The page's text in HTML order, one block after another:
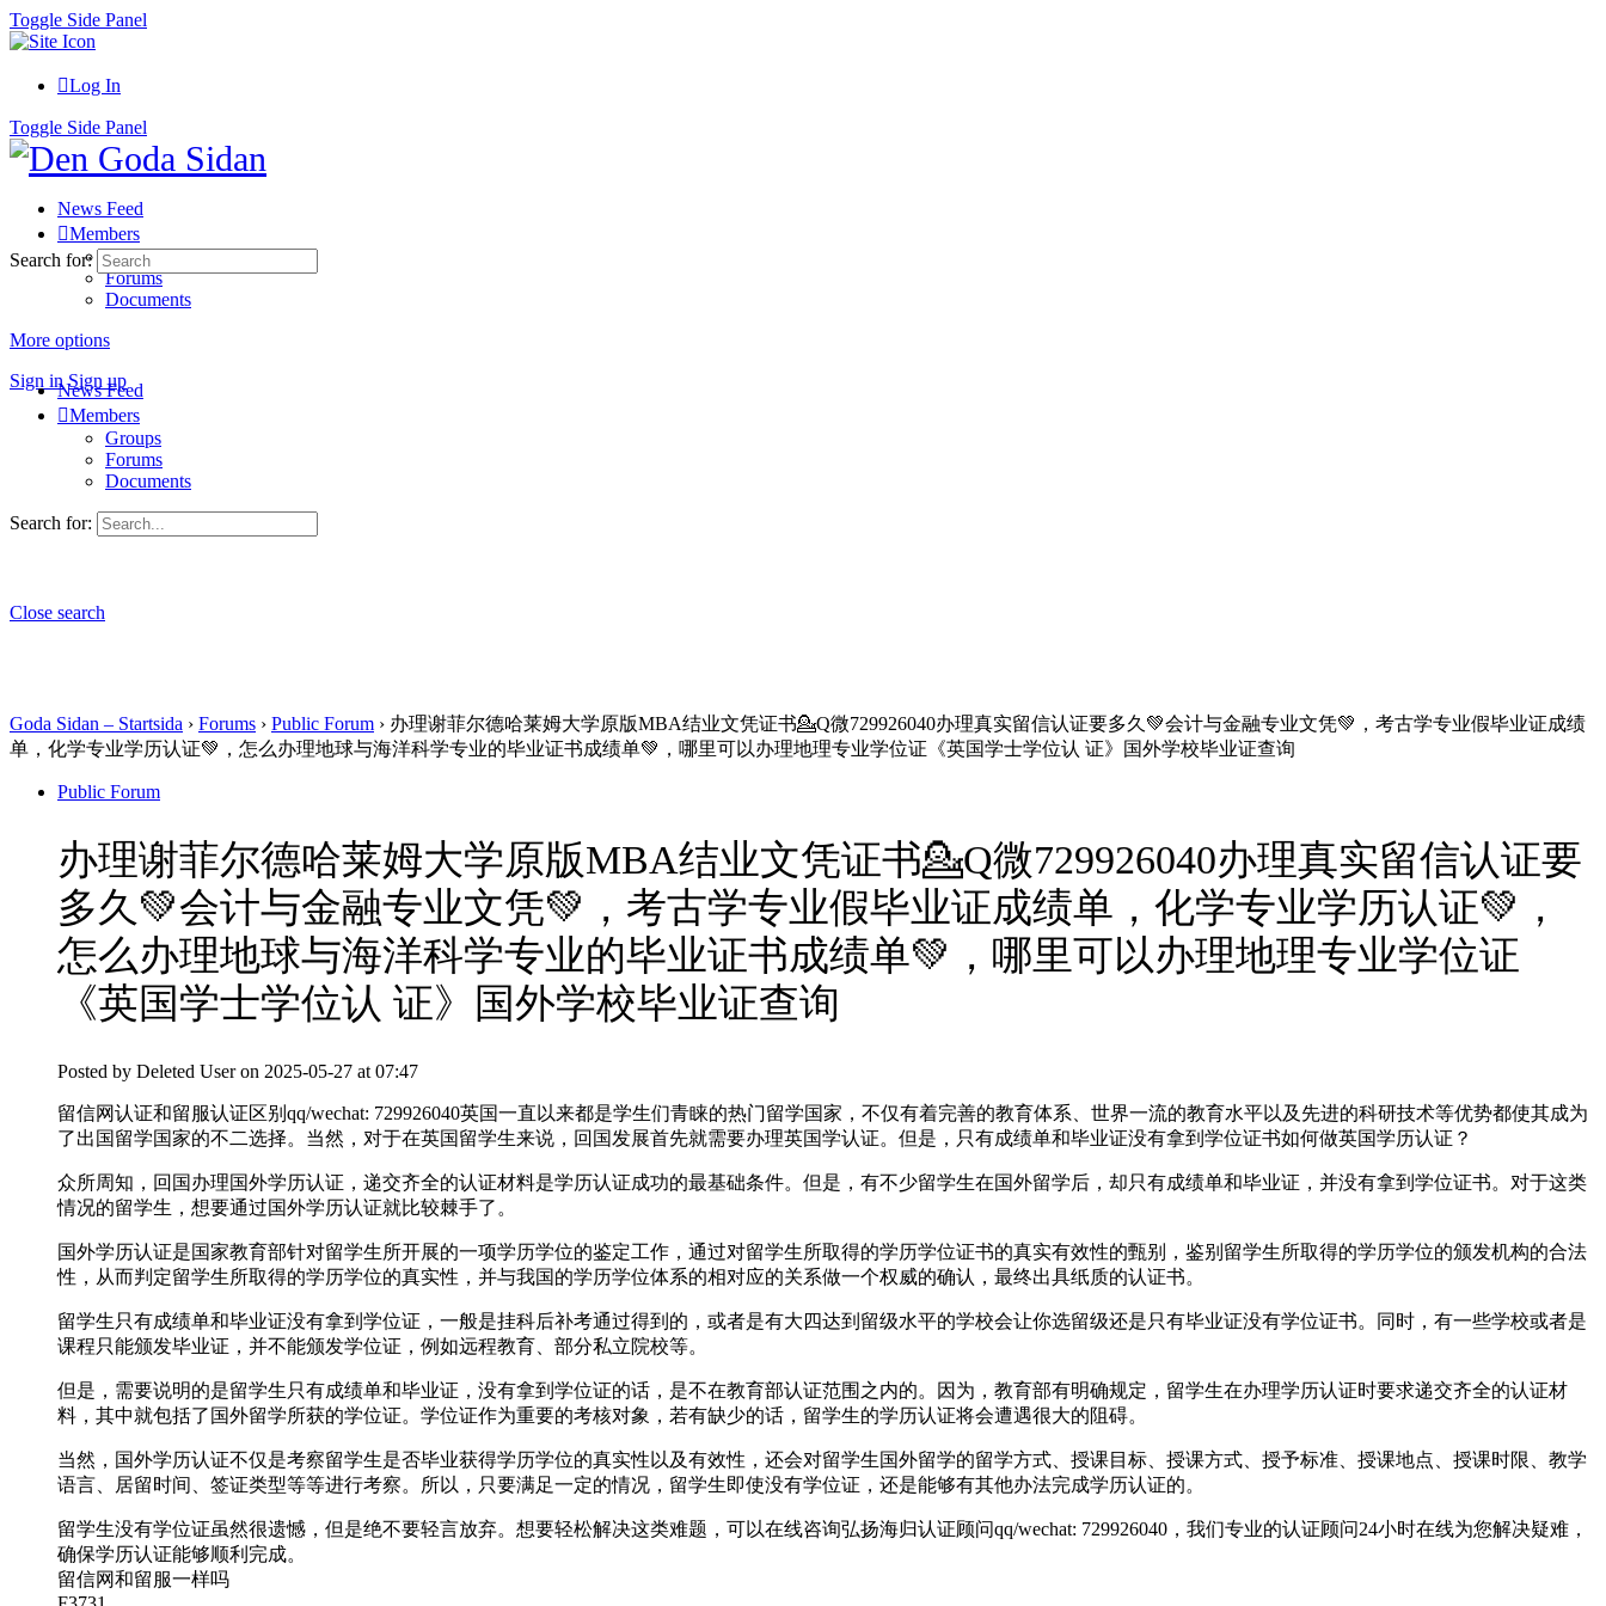
Toggle Side Panel
Log In
Toggle Side Panel
News Feed
Members
Groups
Forums
Documents
More options
Sign in Sign up
Search for:
News Feed
Members
Groups
Forums
Documents
Search for:
Close search
Goda Sidan – Startsida › Forums › Public Forum › 办理谢菲尔德哈莱姆大学原版MBA结业文凭证书💁Q微729926040办理真实留信认证要多久💚会计与金融专业文凭💚，考古学专业假毕业证成绩
单，化学专业学历认证💚，怎么办理地球与海洋科学专业的毕业证书成绩单💚，哪里可以办理地理专业学位证《英国学士学位认 证》国外学校毕业证查询
Public Forum
办理谢菲尔德哈莱姆大学原版MBA结业文凭证书💁Q微729926040办理真实留信认证要
多久💚会计与金融专业文凭💚，考古学专业假毕业证成绩单，化学专业学历认证💚，
怎么办理地球与海洋科学专业的毕业证书成绩单💚，哪里可以办理地理专业学位证
《英国学士学位认 证》国外学校毕业证查询
Posted by Deleted User on 2025-05-27 at 07:47
留信网认证和留服认证区别qq/wechat: 729926040英国一直以来都是学生们青睐的热门留学国家，不仅有着完善的教育体系、世界一流的教育水平以及先进的科研技术等优势都使其成为
了出国留学国家的不二选择。当然，对于在英国留学生来说，回国发展首先就需要办理英国学认证。但是，只有成绩单和毕业证没有拿到学位证书如何做英国学历认证？
众所周知，回国办理国外学历认证，递交齐全的认证材料是学历认证成功的最基础条件。但是，有不少留学生在国外留学后，却只有成绩单和毕业证，并没有拿到学位证书。对于这类
情况的留学生，想要通过国外学历认证就比较棘手了。
国外学历认证是国家教育部针对留学生所开展的一项学历学位的鉴定工作，通过对留学生所取得的学历学位证书的真实有效性的甄别，鉴别留学生所取得的学历学位的颁发机构的合法
性，从而判定留学生所取得的学历学位的真实性，并与我国的学历学位体系的相对应的关系做一个权威的确认，最终出具纸质的认证书。
留学生只有成绩单和毕业证没有拿到学位证，一般是挂科后补考通过得到的，或者是有大四达到留级水平的学校会让你选留级还是只有毕业证没有学位证书。同时，有一些学校或者是
课程只能颁发毕业证，并不能颁发学位证，例如远程教育、部分私立院校等。
但是，需要说明的是留学生只有成绩单和毕业证，没有拿到学位证的话，是不在教育部认证范围之内的。因为，教育部有明确规定，留学生在办理学历认证时要求递交齐全的认证材
料，其中就包括了国外留学所获的学位证。学位证作为重要的考核对象，若有缺少的话，留学生的学历认证将会遭遇很大的阻碍。
当然，国外学历认证不仅是考察留学生是否毕业获得学历学位的真实性以及有效性，还会对留学生国外留学的留学方式、授课目标、授课方式、授予标准、授课地点、授课时限、教学
语言、居留时间、签证类型等等进行考察。所以，只要满足一定的情况，留学生即使没有学位证，还是能够有其他办法完成学历认证的。
留学生没有学位证虽然很遗憾，但是绝不要轻言放弃。想要轻松解决这类难题，可以在线咨询弘扬海归认证顾问qq/wechat: 729926040，我们专业的认证顾问24小时在线为您解决疑难，
确保学历认证能够顺利完成。
留信网和留服一样吗